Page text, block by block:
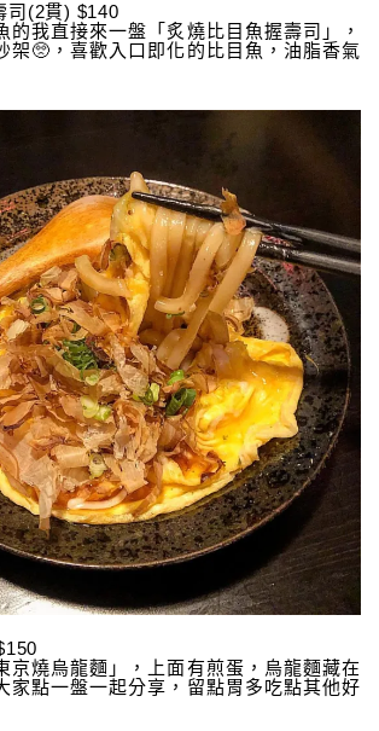
司(2貫) $140
的我直接來一盤「炙燒比目魚握壽司」，
架🥺，喜歡入口即化的比目魚，油脂香氣
京燒烏龍麵」，上面有煎蛋，烏龍麵藏在
家點一盤一起分享，留點胃多吃點其他好